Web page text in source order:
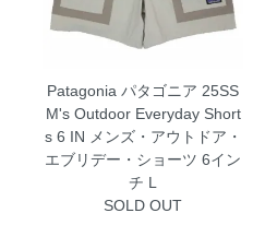
Patagonia パタゴニア 25SS
M's Outdoor Everyday Short
s 6 IN メンズ・アウトドア・
エブリデー・ショーツ 6イン
チ L
SOLD OUT